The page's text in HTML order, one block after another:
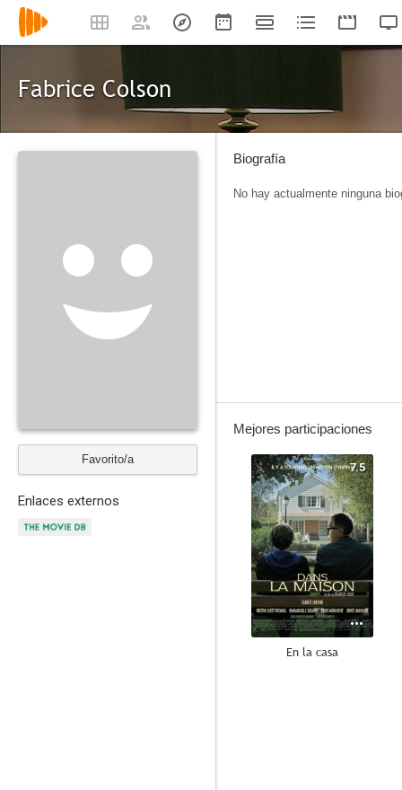
Fabrice Colson
Favorito/a
Enlaces externos
Biografía
No hay actualmente ninguna
Mejores participaciones
7.5
En la casa